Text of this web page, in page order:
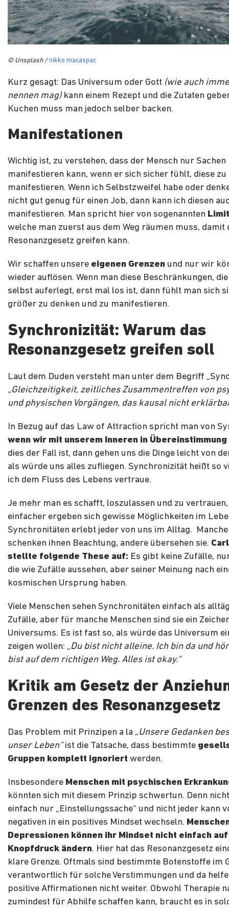
© Unsplash /nikko macaspac
Kurz gesagt: Das Universum oder Gott (wie auch
nennen mag)kann einem Rezept und die Zutaten
Kuchen muss man jedoch selber backen.
Manifestationen
Wichtig ist, zu verstehen, dass der Mensch nur Sachen
manifestieren kann, wenn er sich sicher fühlt, diese zu
manifestieren. Wenn ich Selbstzweifel habe oder
nicht gut genug für einen Job, dann kann ich diesen
manifestieren. Man spricht hier von sogenannten
welche man zuerst aus dem Weg räumen muss, damit
Resonanzgesetz greifen kann.
Wir schaffen unsere eigenen Grenzen und nur wir
wieder auflösen. Wenn man diese Beschränkungen,
selbst auferlegt, erst mal los ist, dann fühlt man sich
größer zu denken und zu manifestieren.
Synchronizität: Warum das
Resonanzgesetz greifen soll
Laut dem Duden versteht man unter dem Begriff
„Gleichzeitigkeit, zeitliches Zusammentreffen von
und physischen Vorgängen, das kausal nicht
In Bezug auf das Law of Attraction spricht man von
wenn wir mit unserem Inneren in Übereinstimmung
dies der Fall ist, dann gehen uns die Dinge leicht von
als würde uns alles zufliegen. Synchronizität heißt so
ich dem Fluss des Lebens vertraue.
Je mehr man es schafft, loszulassen und zu
einfacher ergeben sich gewisse Möglichkeiten im
Synchronitäten erlebt jeder von uns im Alltag.
schenken ihnen Beachtung, andere übersehen sie.
stellte folgende These auf: Es gibt keine Zufälle,
die wie Zufälle aussehen, aber seiner Meinung nach
kosmischen Ursprung haben.
Viele Menschen sehen Synchronitäten einfach als
Zufälle, aber für manche Menschen sind sie ein
Universums. Es ist fast so, als würde das Universum
zeigen wollen: „Du bist nicht alleine. Ich bin da und
bist auf dem richtigen Weg. Alles ist okay.“
Kritik am Gesetz der
Grenzen des Resonanzgesetz
Das Problem mit Prinzipen a la „Unsere Gedanken
unser Leben“ist die Tatsache, dass bestimmte
Gruppen komplett ignoriert werden.
Insbesondere Menschen mit psychischen
könnten sich mit diesem Prinzip schwertun. Denn
einfach nur „Einstellungssache“ und nicht jeder kann
negativen in ein positives Mindset wechseln.
Depressionen können ihr Mindset nicht einfach auf
Knopfdruck ändern. Hier hat das Resonanzgesetz
klare Grenze. Oftmals sind bestimmte Botenstoffe im
verantwortlich für solche Verstimmungen und da
positive Affirmationen nicht weiter. Obwohl Therapie
zumindest für Abhilfe schaffen kann, braucht es in